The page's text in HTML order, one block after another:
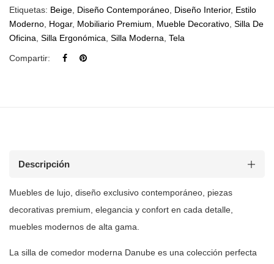
Etiquetas: Beige Diseño Contemporáneo Diseño Interior, Estilo
Moderno Hogar, Mobiliario Premium Mueble Decorativo Silla De
Oficina Silla Ergonómica Silla Moderna Tela
Compartir:
Descripción
Muebles de lujo, diseño exclusivo contemporáneo, piezas
decorativas premium, elegancia y confort en cada detalle,
muebles modernos de alta gama.
La silla de comedor moderna Danube es una colección perfecta